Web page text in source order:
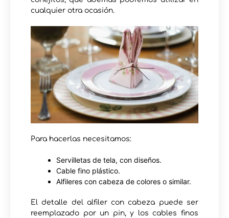
cualquier otra ocasión.
Para hacerlas necesitamos:
Servilletas de tela, con diseños.
Cable fino plástico.
Alfileres con cabeza de colores o similar.
El detalle del alfiler con cabeza puede ser
reemplazado por un pin, y los cables finos